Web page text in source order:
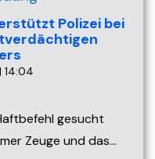
Polizei bei
14:04
gesucht
Zeuge und das…